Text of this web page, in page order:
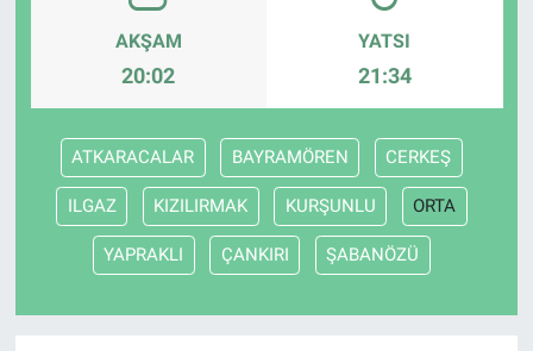
AKŞAM
20:02
YATSI
21:34
ATKARACALAR BAYRAMÖREN CERKEŞ
ILGAZ KIZILIRMAK KURŞUNLU ORTA
YAPRAKLI ÇANKIRI ŞABANÖZÜ